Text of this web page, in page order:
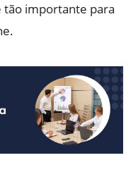
tão importante para